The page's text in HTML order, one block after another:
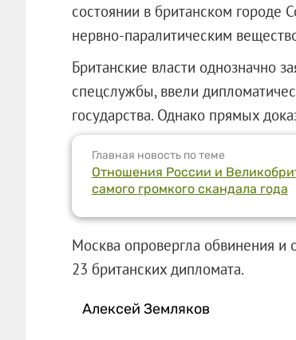
состоянии в британском городе
нервно-паралитическим
Британские власти однозначно
спецслужбы, ввели
государства. Однако прямых
Главная новость по теме
Отношения России и
самого громкого скандала года
Москва опровергла обвинения и
23 британских дипломата.
Алексей Земляков